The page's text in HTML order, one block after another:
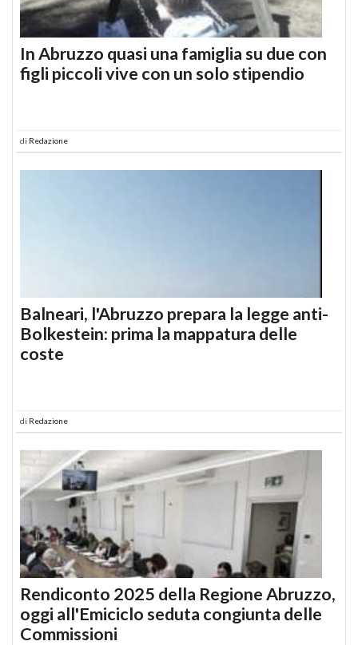
In Abruzzo quasi una famiglia su due con
figli piccoli vive con un solo stipendio
di Redazione
Balneari, l'Abruzzo prepara la legge anti-
Bolkestein: prima la mappatura delle
coste
di Redazione
Rendiconto 2025 della Regione Abruzzo,
oggi all'Emiciclo seduta congiunta delle
Commissioni